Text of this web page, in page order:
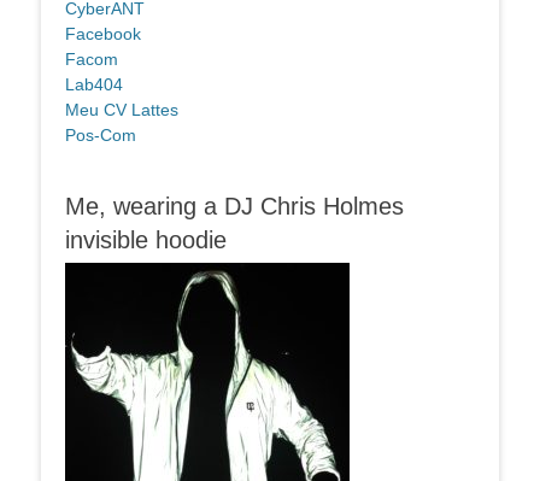
CyberANT
Facebook
Facom
Lab404
Meu CV Lattes
Pos-Com
Me, wearing a DJ Chris Holmes
invisible hoodie